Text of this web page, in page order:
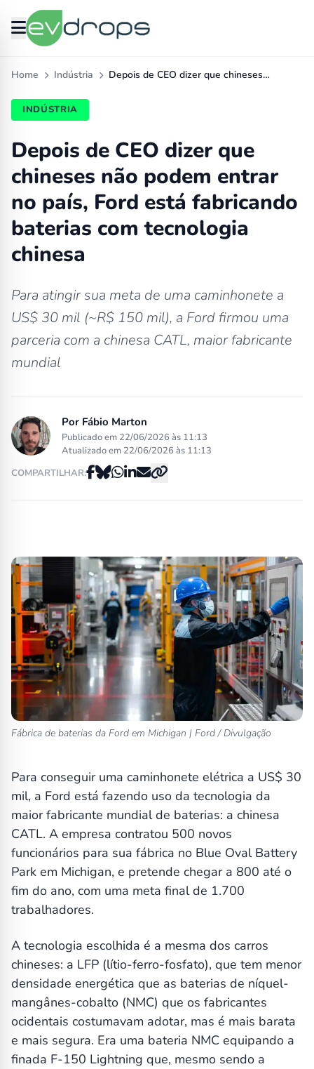
Home Indústria Depois de CEO dizer que chineses…
INDÚSTRIA
Depois de CEO dizer que
chineses não podem entrar
no país, Ford está fabricando
baterias com tecnologia
chinesa
Para atingir sua meta de uma caminhonete a
US$ 30 mil (~R$ 150 mil), a Ford firmou uma
parceria com a chinesa CATL, maior fabricante
mundial
Por Fábio Marton
Publicado em 22/06/2026 às 11:13
Atualizado em 22/06/2026 às 11:13
COMPARTILHAR:
Fábrica de baterias da Ford em Michigan | Ford / Divulgação
Para conseguir uma caminhonete elétrica a US$ 30
mil, a Ford está fazendo uso da tecnologia da
maior fabricante mundial de baterias: a chinesa
CATL. A empresa contratou 500 novos
funcionários para sua fábrica no Blue Oval Battery
Park em Michigan, e pretende chegar a 800 até o
fim do ano, com uma meta final de 1.700
trabalhadores.
A tecnologia escolhida é a mesma dos carros
chineses: a LFP (lítio-ferro-fosfato), que tem menor
densidade energética que as baterias de níquel-
mangânes-cobalto (NMC) que os fabricantes
ocidentais costumavam adotar, mas é mais barata
e mais segura. Era uma bateria NMC equipando a
finada F-150 Lightning que, mesmo sendo a